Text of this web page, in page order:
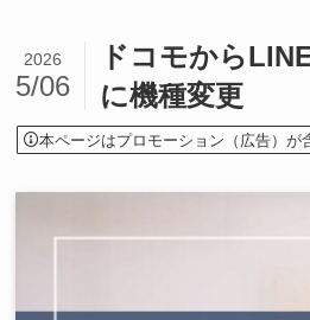
ドコモから
に機種変更
2026
5/06
本ページはプロモーション（広告）が